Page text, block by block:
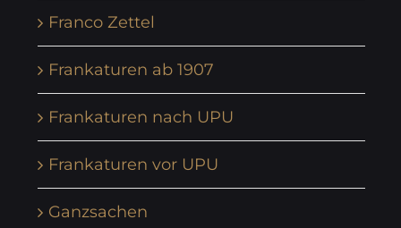
Franco Zettel
Frankaturen ab 1907
Frankaturen nach UPU
Frankaturen vor UPU
Ganzsachen